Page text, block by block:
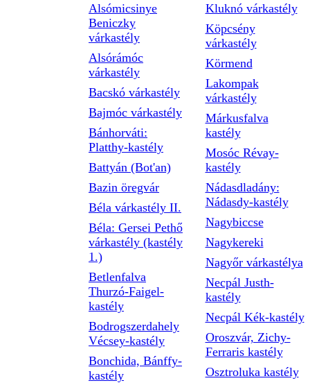
Alsómicsinye
Beniczky
várkastély
Alsórámóc
várkastély
Bacskó várkastély
Bajmóc várkastély
Bánhorváti:
Platthy-kastély
Battyán (Bot'an)
Bazin öregvár
Béla várkastély II.
Béla: Gersei Pethő
várkastély (kastély
1.)
Betlenfalva
Thurzó-Faigel-
kastély
Bodrogszerdahely
Vécsey-kastély
Bonchida, Bánffy-
kastély
Kluknó várkastély
Köpcsény
várkastély
Körmend
Lakompak
várkastély
Márkusfalva
kastély
Mosóc Révay-
kastély
Nádasdladány:
Nádasdy-kastély
Nagybiccse
Nagykereki
Nagyőr várkastélya
Necpál Justh-
kastély
Necpál Kék-kastély
Oroszvár, Zichy-
Ferraris kastély
Osztroluka kastély